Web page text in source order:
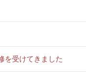
を受けてきました